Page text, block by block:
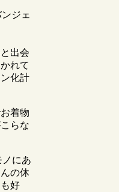
ジェ
出会
れて
化計
着物
らな
にあ
の休
好